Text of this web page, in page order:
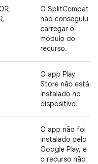
O SplitCompat
não conseguiu
carregar o
módulo do
recurso.
O app Play
Store não está
instalado no
dispositivo.
O app não foi
instalado pelo
Google Play, e
o recurso não